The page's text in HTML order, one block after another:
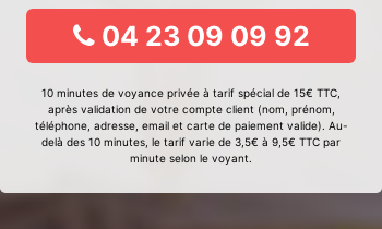
04 23 09 09 92
10 minutes de voyance privée à tarif spécial de 15€ TTC,
après validation de votre compte client (nom, prénom,
téléphone, adresse, email et carte de paiement valide). Au-
delà des 10 minutes, le tarif varie de 3,5€ à 9,5€ TTC par
minute selon le voyant.